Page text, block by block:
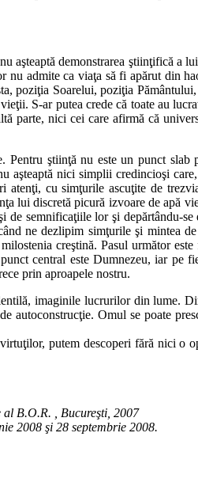
demonstrarea ştiinţifică a
admite ca viaţa să fi apărut din
poziţia Soarelui, poziţia
S-ar putea crede că toate au
parte, nici cei care afirmă că
ştiinţă nu este un punct
aşteaptă nici simplii credincioşi
cu simţurile ascuţite de
lui discretă picură izvoare de apă
semnificaţiile lor şi depărtându-
ne dezlipim simţurile şi mintea
creştină. Pasul următor
central este Dumnezeu, iar pe
prin aproapele nostru.
imaginile lucrurilor din lume.
autoconstrucţie. Omul se poate
putem descoperi fără nici o
B.O.R. , Bucureşti, 2007
2008 şi 28 septembrie 2008.